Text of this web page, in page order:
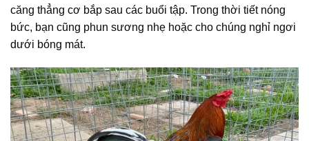
căng thẳng cơ bắp sau các buổi tập. Trong thời tiết nóng
bức, bạn cũng phun sương nhẹ hoặc cho chúng nghỉ ngơi
dưới bóng mát.